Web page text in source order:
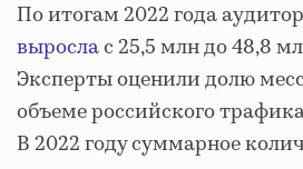
По итогам 2022 года
вырослас 25,5 млн до 48,8
Эксперты оценили долю
объеме российского
В 2022 году суммарное